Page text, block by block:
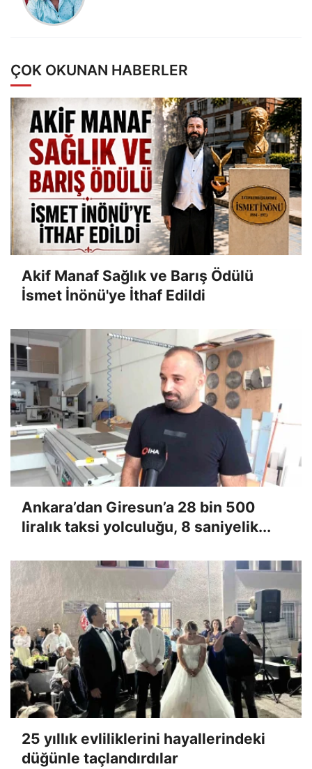
ÇOK OKUNAN HABERLER
Akif Manaf Sağlık ve Barış Ödülü
İsmet İnönü'ye İthaf Edildi
Ankara’dan Giresun’a 28 bin 500
liralık taksi yolculuğu, 8 saniyelik...
25 yıllık evliliklerini hayallerindeki
düğünle taçlandırdılar